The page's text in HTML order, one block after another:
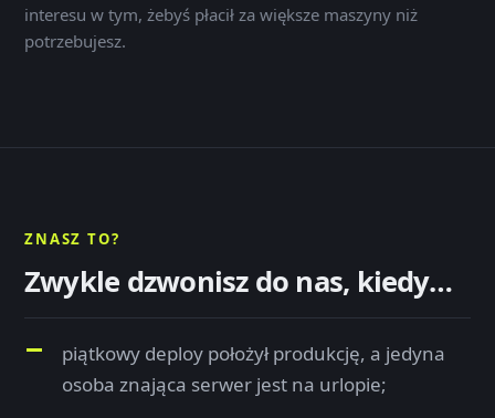
interesu w tym, żebyś płacił za większe maszyny niż
potrzebujesz.
ZNASZ TO?
Zwykle dzwonisz do nas, kiedy…
piątkowy deploy położył produkcję, a jedyna
osoba znająca serwer jest na urlopie;